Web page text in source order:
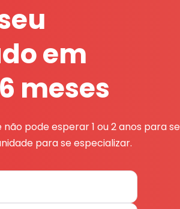
em
meses
pode esperar 1 ou 2 anos para se
para se especializar.